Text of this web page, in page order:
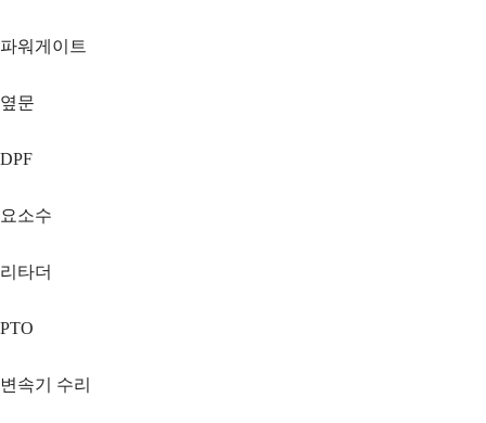
파워게이트
옆문
DPF
요소수
리타더
PTO
변속기 수리